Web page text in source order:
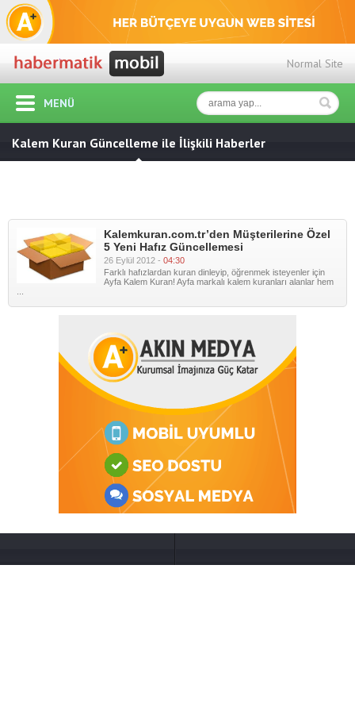
Normal Site
MENÜ
Kalem Kuran Güncelleme ile İlişkili Haberler
Kalemkuran.com.tr’den Müşterilerine Özel
5 Yeni Hafız Güncellemesi
26 Eylül 2012 - 04:30
Farklı hafızlardan kuran dinleyip, öğrenmek isteyenler için
Ayfa Kalem Kuran! Ayfa markalı kalem kuranları alanlar hem